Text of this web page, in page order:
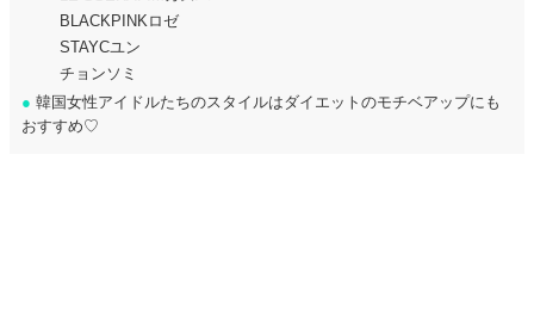
BLACKPINKロゼ
STAYCユン
チョンソミ
● 韓国女性アイドルたちのスタイルはダイエットのモチベアップにも
おすすめ♡